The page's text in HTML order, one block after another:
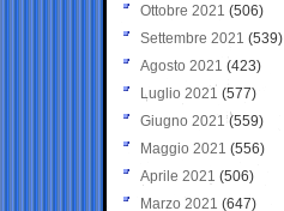
Ottobre 2021 (506)
Settembre 2021 (539)
Agosto 2021 (423)
Luglio 2021 (577)
Giugno 2021(559)
Maggio 2021 (556)
Aprile 2021 (506)
Marzo 2021 (647)